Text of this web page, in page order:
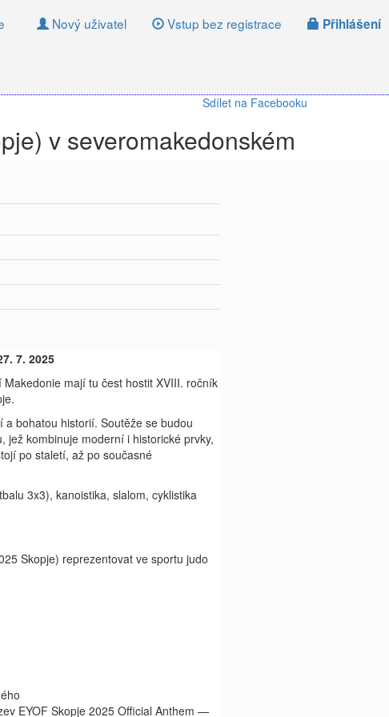
Nový uživatel Vstup bez registrace Přihlášení
Sdílet na Facebooku
v severomakedonském
7. 2025
mají tu čest hostit XVIII. ročník
bohatou historií. Soutěže se budou
jež kombinuje moderní i historické prvky,
po staletí, až po současné
3x3), kanoistika, slalom, cyklistika
Skopje) reprezentovat ve sportu judo
EYOF Skopje 2025 Official Anthem —